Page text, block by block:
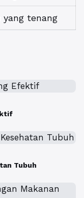
tenang
Tubuh